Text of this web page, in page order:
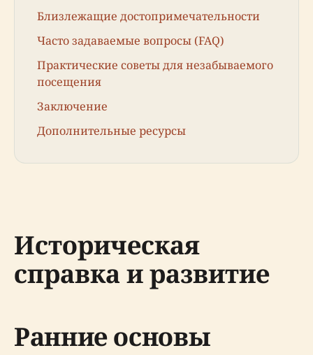
Близлежащие достопримечательности
Часто задаваемые вопросы (FAQ)
Практические советы для незабываемого
посещения
Заключение
Дополнительные ресурсы
Историческая
справка и развитие
Ранние основы